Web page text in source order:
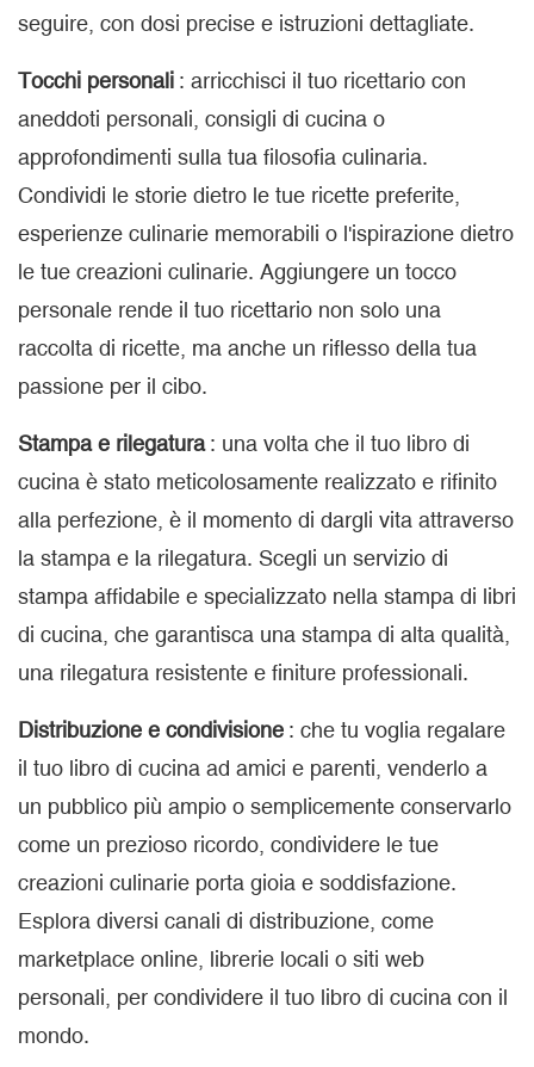
seguire, con dosi precise e istruzioni dettagliate.
Tocchi personali : arricchisci il tuo ricettario con
aneddoti personali, consigli di cucina o
approfondimenti sulla tua filosofia culinaria.
Condividi le storie dietro le tue ricette preferite,
esperienze culinarie memorabili o l'ispirazione dietro
le tue creazioni culinarie. Aggiungere un tocco
personale rende il tuo ricettario non solo una
raccolta di ricette, ma anche un riflesso della tua
passione per il cibo.
Stampa e rilegatura : una volta che il tuo libro di
cucina è stato meticolosamente realizzato e rifinito
alla perfezione, è il momento di dargli vita attraverso
la stampa e la rilegatura. Scegli un servizio di
stampa affidabile e specializzato nella stampa di libri
di cucina, che garantisca una stampa di alta qualità,
una rilegatura resistente e finiture professionali.
Distribuzione e condivisione : che tu voglia regalare
il tuo libro di cucina ad amici e parenti, venderlo a
un pubblico più ampio o semplicemente conservarlo
come un prezioso ricordo, condividere le tue
creazioni culinarie porta gioia e soddisfazione.
Esplora diversi canali di distribuzione, come
marketplace online, librerie locali o siti web
personali, per condividere il tuo libro di cucina con il
mondo.